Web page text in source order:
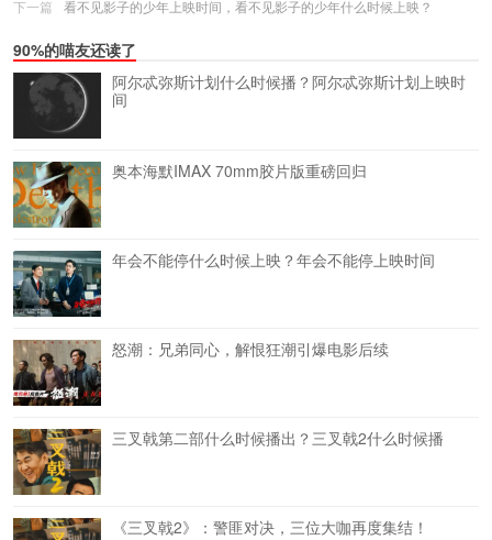
下一篇 看不见影子的少年上映时间，看不见影子的少年什么时候上映？
90%的喵友还读了
阿尔忒弥斯计划什么时候播？阿尔忒弥斯计划上映时
间
奥本海默IMAX 70mm胶片版重磅回归
年会不能停什么时候上映？年会不能停上映时间
怒潮：兄弟同心，解恨狂潮引爆电影后续
三叉戟第二部什么时候播出？三叉戟2什么时候播
《三叉戟2》：警匪对决，三位大咖再度集结！